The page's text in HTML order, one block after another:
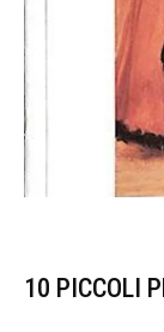
10 PICCOLI